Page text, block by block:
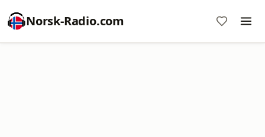
Norsk-Radio.com